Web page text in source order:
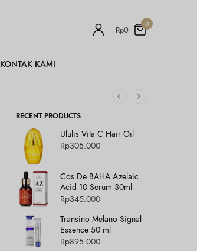
Rp0
0
KONTAK KAMI
RECENT PRODUCTS
Ululis Vita C Hair Oil
Rp305.000
Cos De BAHA Azelaic
Acid 10 Serum 30ml
Rp345.000
Transino Melano Signal
Essence 50 ml
Rp895.000